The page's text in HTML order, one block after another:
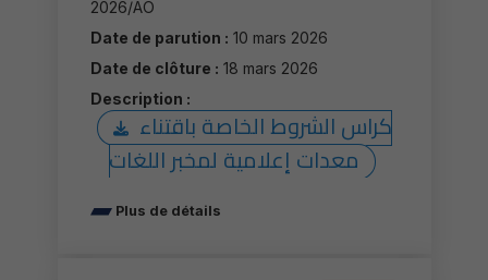
2026/AO
Date de parution : 10 mars 2026
Date de clôture : 18 mars 2026
Description :
كراس الشروط الخاصة باقتناء
معدات إعلامية لمخبر اللغات
Plus de détails